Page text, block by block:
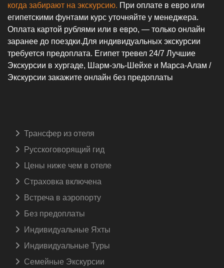
когда забирают на экскурсию. При оплате в евро или
египетскими фунтами курс уточняйте у менеджера.
Оплата картой рублями или в евро, — только онлайн
заранее до поездки.Для индивидуальных экскурсии
требуется предоплата. Египет тревел 24/7 Лучшие
Экскурсии в хургаде, Шарм-эль-Шейхе и Марса-Алам /
Экскурсии закажите онлайн без предоплаты
Трансфер из отеля
Русскоговорящий гид️
Цены ниже чем в отеле
Страховка включена️
Встреча в аэропорту️
Без предоплаты
Индивидуальные Яхты
Индивидуальные Туры
Семейные Экскурсии